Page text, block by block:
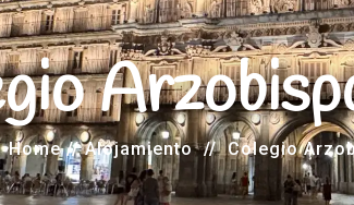
Home//Alojamiento // Colegio